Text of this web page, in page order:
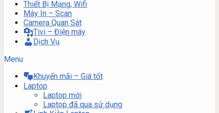
Thiết Bị Mạng, Wifi
Máy In – Scan
Camera Quan Sát
Tivi – Điện máy
Dịch Vụ
Menu
Khuyến mãi – Giá tốt
Laptop
Laptop mới
Laptop đã qua sử dụng